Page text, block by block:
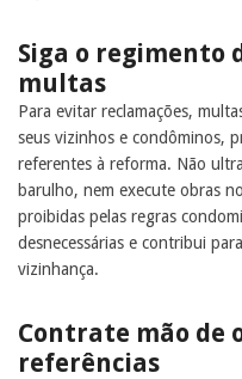
Siga o regimento
multas
Para evitar reclamações,
seus vizinhos e condôminos,
referentes à reforma. Não
barulho, nem execute obras
proibidas pelas regras
desnecessárias e contribui
vizinhança.
Contrate mão de
referências